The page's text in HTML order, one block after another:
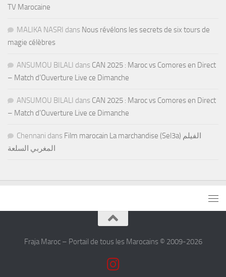
TV Marocaine
MALIKA NASRI dans Nous révélons les secrets de six tours de
magie célèbres
ANSUMOU BILALI dans CAN 2025 : Maroc vs Comores en Direct
– Match d’Ouverture Live ce Dimanche
ANSUMOU BILALI dans CAN 2025 : Maroc vs Comores en Direct
– Match d’Ouverture Live ce Dimanche
Chennani dans Film marocain La marchandise (Sel3a) الفيلم
المغربي السلعة
Fraja Maroc – Portail de tous les Marocains © 2009-2026